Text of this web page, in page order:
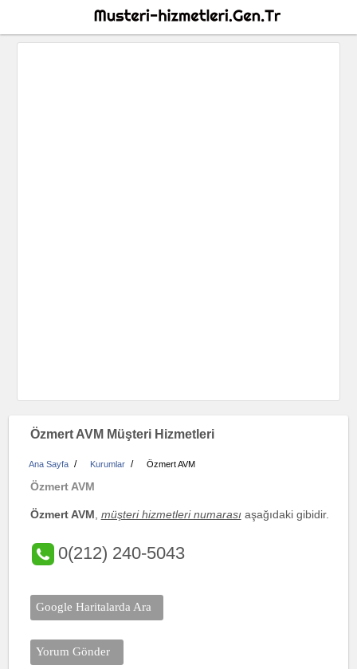
Özmert AVM Müşteri Hizmetleri
Ana Sayfa / Kurumlar / Özmert AVM
Özmert AVM
Özmert AVM müşteri hizmetleri numarasıaşağıdaki gibidir.
0(212) 240-5043
Google Haritalarda Ara
Yorum Gönder